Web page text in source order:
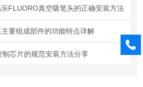
FLUORO真空吸笔头的正确安装方法
要组成部件的功能特点详解
制芯片的规范安装方法分享